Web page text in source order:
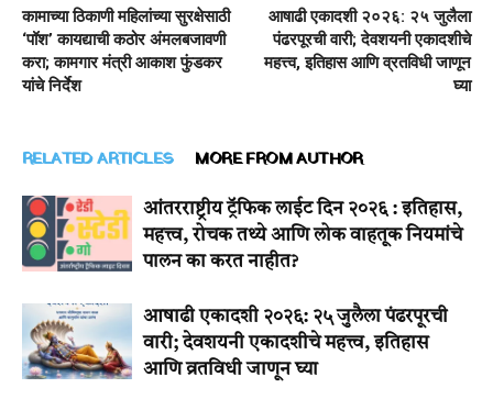
कामाच्या ठिकाणी महिलांच्या सुरक्षेसाठी
‘पॉश’ कायद्याची कठोर अंमलबजावणी
करा; कामगार मंत्री आकाश फुंडकर
यांचे निर्देश
आषाढी एकादशी २०२६: २५ जुलैला
पंढरपूरची वारी; देवशयनी एकादशीचे
महत्त्व, इतिहास आणि व्रतविधी जाणून
घ्या
RELATED ARTICLES MORE FROM AUTHOR
आंतरराष्ट्रीय ट्रॅफिक लाईट दिन २०२६ : इतिहास,
महत्त्व, रोचक तथ्ये आणि लोक वाहतूक नियमांचे
पालन का करत नाहीत?
आषाढी एकादशी २०२६: २५ जुलैला पंढरपूरची
वारी; देवशयनी एकादशीचे महत्त्व, इतिहास
आणि व्रतविधी जाणून घ्या